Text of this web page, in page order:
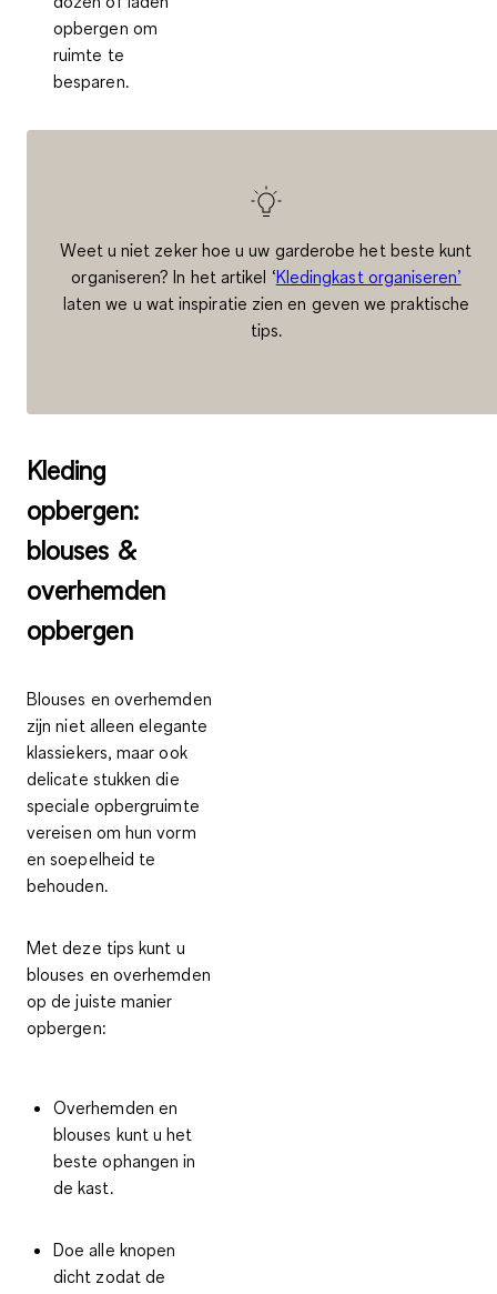
opbergen om
ruimte te
besparen.
Weet u niet zeker hoe u uw garderobe het beste kunt
organiseren? In het artikel ‘Kledingkast organiseren’
laten we u wat inspiratie zien en geven we praktische
tips.
Kleding
opbergen:
blouses &
overhemden
opbergen
Blouses en overhemden
zijn niet alleen elegante
klassiekers, maar ook
delicate stukken die
speciale opbergruimte
vereisen om hun vorm
en soepelheid te
behouden.
Met deze tips kunt u
blouses en overhemden
op de juiste manier
opbergen:
Overhemden en
blouses kunt u het
besteophangen in
de kast.
Doe alle knopen
dicht zodat de